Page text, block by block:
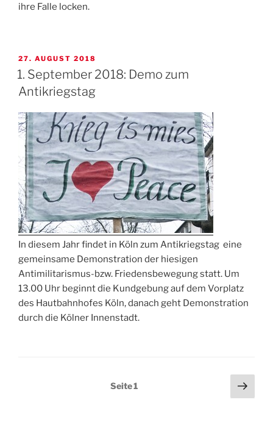
ihre Falle locken.
VERÖFFENTLICHT
AM
27. AUGUST 2018
1. September 2018: Demo zum
Antikriegstag
In diesem Jahr findet in Köln zum Antikriegstag eine
gemeinsame Demonstration der hiesigen
Antimilitarismus-bzw. Friedensbewegung statt. Um
13.00 Uhr beginnt die Kundgebung auf dem Vorplatz
des Hautbahnhofes Köln, danach geht Demonstration
durch die Kölner Innenstadt.
Seitennummerierung
Seite1